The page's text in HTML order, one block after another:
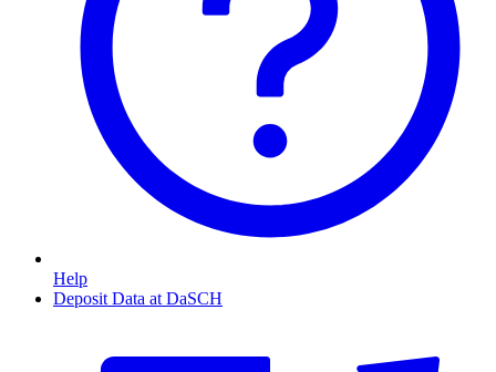
Help
Deposit Data at DaSCH